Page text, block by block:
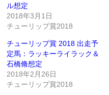
ル想定
2018年3月1日
チューリップ賞2018
チューリップ賞 2018 出走予
定馬：ラッキーライラック＆
石橋脩想定
2018年2月26日
チューリップ賞2018